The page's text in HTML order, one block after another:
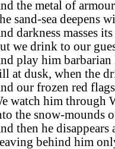
the metal of
sand-sea deepens
darkness masses
we drink to our
play him barbarian
at dusk, when the
our frozen red
watch him through
the snow-mounds
then he disappears
behind him